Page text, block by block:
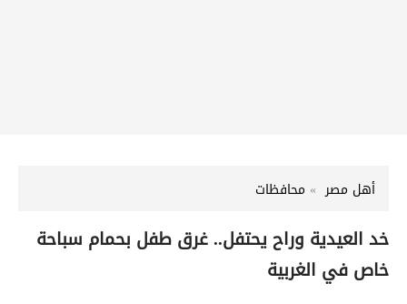
أهل مصر محافظات
خد العيدية وراح يحتفل.. غرق طفل بحمام سباحة
خاص في الغربية